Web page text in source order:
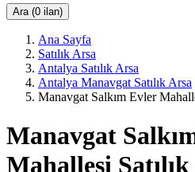
Ara (0 ilan)
Ana Sayfa
Satılık Arsa
Antalya Satılık Arsa
Antalya Manavgat Satılık Arsa
Manavgat Salkım Evler
Manavgat
Mahallesi